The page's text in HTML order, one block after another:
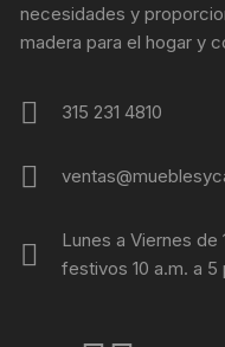
necesidades y
madera para el hogar y
315 231 4810
Lunes a Viernes de
festivos 10 a.m. a 5